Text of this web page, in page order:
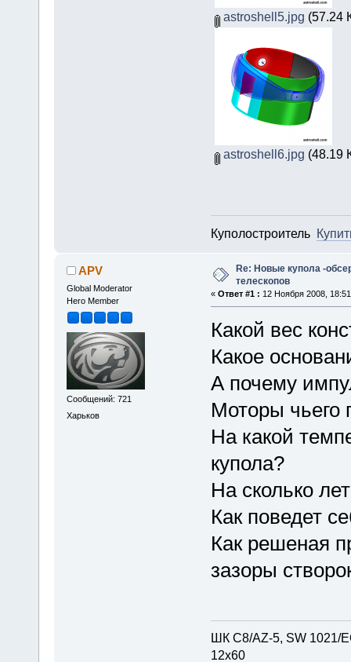
astroshell5.jpg (57.24
astroshell6.jpg (48.19
Куполостроитель
APV
Global Moderator
Hero Member
Сообщений: 721
Харьков
Re: Новые купола -
телескопов
« Ответ #1 : 12 Ноября 2008,
Какой вес
Какое
А почему
Моторы чьего
На какой
купола?
На сколько
Как поведет
Как решеная
зазоры
ШК С8/AZ-5, SW 1021/
12х60